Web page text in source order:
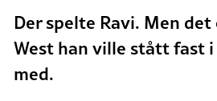
Der spelte Ravi. Men
West han ville stått fast i
med.